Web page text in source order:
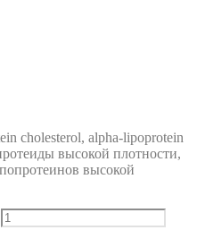
cholesterol, alpha-lipoprotein
высокой плотности,
высокой